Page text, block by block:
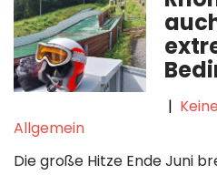
|
Allgemein
Die große Hitze Ende Juni